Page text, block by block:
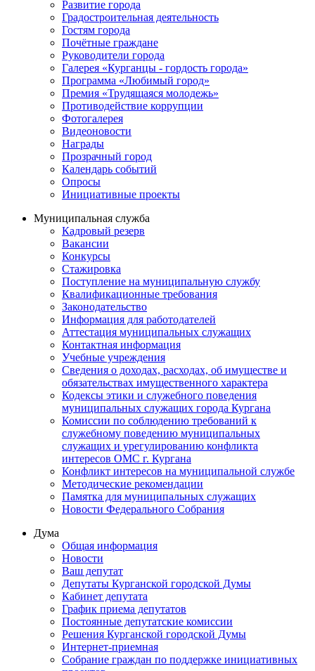
Развитие города
Градостроительная деятельность
Гостям города
Почётные граждане
Руководители города
Галерея «Курганцы - гордость города»
Программа «Любимый город»
Премия «Трудящаяся молодежь»
Противодействие коррупции
Фотогалерея
Видеоновости
Награды
Прозрачный город
Календарь событий
Опросы
Инициативные проекты
Муниципальная служба
Кадровый резерв
Вакансии
Конкурсы
Стажировка
Поступление на муниципальную службу
Квалификационные требования
Законодательство
Информация для работодателей
Аттестация муниципальных служащих
Контактная информация
Учебные учреждения
Сведения о доходах, расходах, об имуществе и
обязательствах имущественного характера
Кодексы этики и служебного поведения
муниципальных служащих города Кургана
Комиссии по соблюдению требований к
служебному поведению муниципальных
служащих и урегулированию конфликта
интересов ОМС г. Кургана
Конфликт интересов на муниципальной службе
Методические рекомендации
Памятка для муниципальных служащих
Новости Федерального Cобрания
Дума
Общая информация
Новости
Ваш депутат
Депутаты Курганской городской Думы
Кабинет депутата
График приема депутатов
Постоянные депутатские комиссии
Решения Курганской городской Думы
Интернет-приемная
Собрание граждан по поддержке инициативных